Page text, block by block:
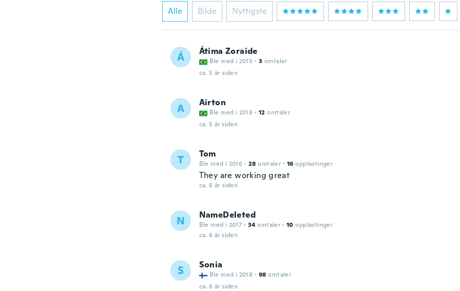
Alle Bilde Nyttigste
Á Átima Zoraide
Ble med i 2015 · 3 omtaler
ca. 5 år siden
A Airton
Ble med i 2018 · 12 omtaler
ca. 5 år siden
T Tom
Ble med i 2016 · 28 omtaler · 16 opplastinger
They are working great
ca. 6 år siden
N NameDeleted
Ble med i 2017 · 34 omtaler · 10 opplastinger
ca. 6 år siden
S Sonia
Ble med i 2018 · 98 omtaler
ca. 6 år siden